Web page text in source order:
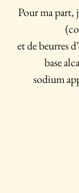
Pour ma part,
et de beurres
base
sodium